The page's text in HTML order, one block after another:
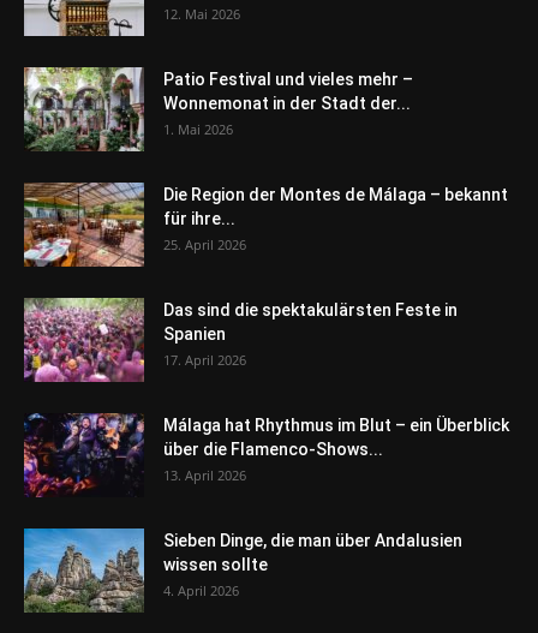
12. Mai 2026
Patio Festival und vieles mehr –
Wonnemonat in der Stadt der...
1. Mai 2026
Die Region der Montes de Málaga – bekannt
für ihre...
25. April 2026
Das sind die spektakulärsten Feste in
Spanien
17. April 2026
Málaga hat Rhythmus im Blut – ein Überblick
über die Flamenco-Shows...
13. April 2026
Sieben Dinge, die man über Andalusien
wissen sollte
4. April 2026